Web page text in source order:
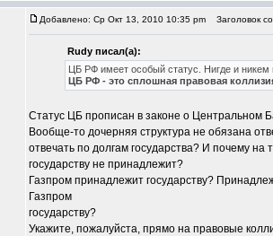
Добавлено: Ср Окт 13, 2010 10:35 pm Заголовок
Rudy писал(а):
ЦБ РФ имеет особый статус. Нигде и никем
ЦБ РФ - это сплошная правовая
Статус ЦБ прописан в законе о Центральном
Вообще-то дочерняя структура не обязана
отвечать по долгам государства? И почему
государству не принадлежит?
Газпром принадлежит государству?
Газпром
государству?
Укажите, пожалуйста, прямо на правовые